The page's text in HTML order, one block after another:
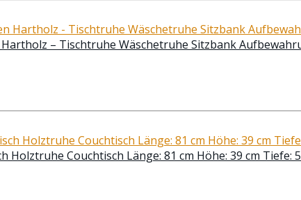
– Tischtruhe Wäschetruhe Sitzbank
Couchtisch Länge: 81 cm Höhe: 39 cm Tiefe: